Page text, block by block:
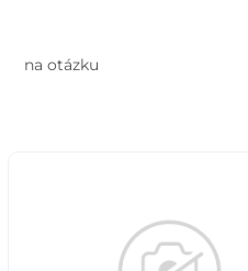
na otázku